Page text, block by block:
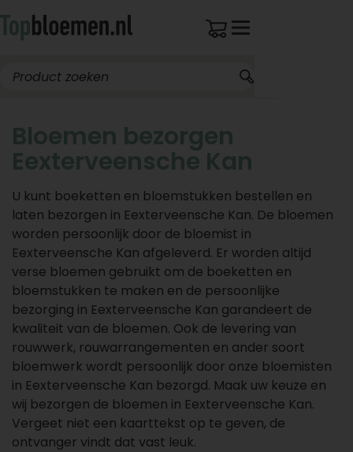
Bloemen bezorgen
Eexterveensche Kan
U kunt boeketten en bloemstukken bestellen en
laten bezorgen in Eexterveensche Kan. De bloemen
worden persoonlijk door de bloemist in
Eexterveensche Kan afgeleverd. Er worden altijd
verse bloemen gebruikt om de boeketten en
bloemstukken te maken en de persoonlijke
bezorging in Eexterveensche Kan garandeert de
kwaliteit van de bloemen. Ook de levering van
rouwwerk, rouwarrangementen en ander soort
bloemwerk wordt persoonlijk door onze bloemisten
in Eexterveensche Kan bezorgd. Maak uw keuze en
wij bezorgen de bloemen in Eexterveensche Kan.
Vergeet niet een kaarttekst op te geven, de
ontvanger vindt dat vast leuk.